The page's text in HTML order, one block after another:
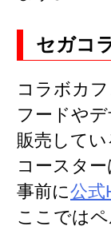
セガコ
コラボカ
フードや
販売して
コースタ
事前に公式
ここでは